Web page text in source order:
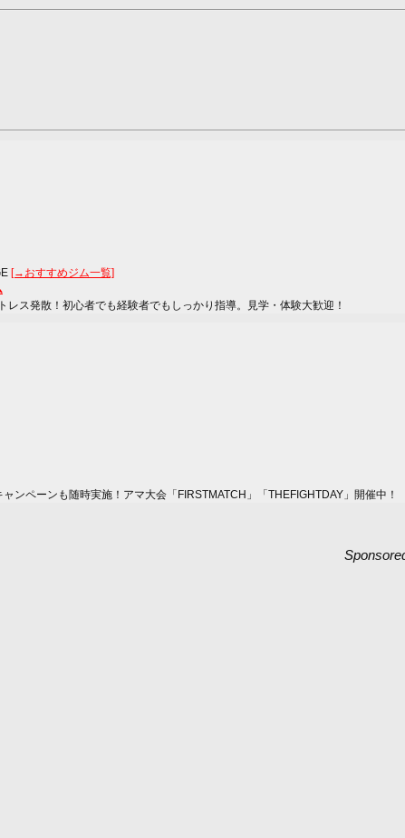
[→おすすめジム一覧]
ス発散！初心者でも経験者でもしっかり指導。見学・体験大歓迎！
ンペーンも随時実施！アマ大会「FIRSTMATCH」「THEFIGHTDAY」開催中！